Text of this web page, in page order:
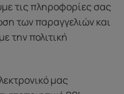
τις πληροφορίες σας
των παραγγελιών και
την πολιτική
μας